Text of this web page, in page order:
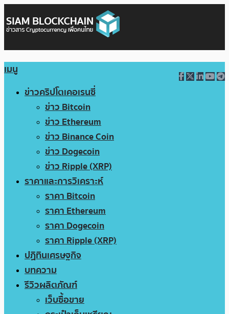
เมนู
ข่าวคริปโตเคอเรนซี่
ข่าว Bitcoin
ข่าว Ethereum
ข่าว Binance Coin
ข่าว Dogecoin
ข่าว Ripple (XRP)
ราคาและการวิเคราะห์
ราคา Bitcoin
ราคา Ethereum
ราคา Dogecoin
ราคา Ripple (XRP)
ปฏิทินเศรษฐกิจ
บทความ
รีวิวผลิตภัณฑ์
เว็บซื้อขาย